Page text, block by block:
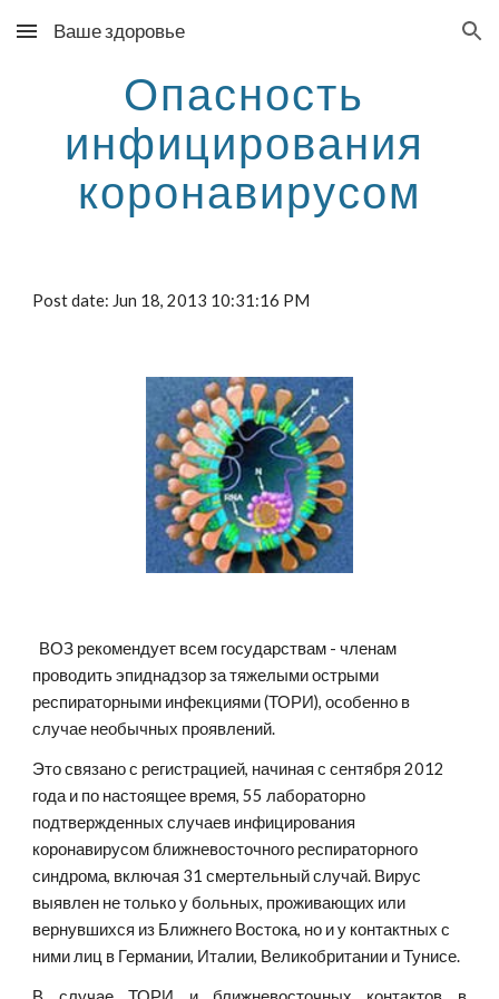
Skip to main content Skip to navigation
Ваше здоровье
Опасность
инфицирования
коронавирусом
Post date: Jun 18, 2013 10:31:16 PM
проводить эпиднадзор за тяжелыми острыми
респираторными инфекциями (ТОРИ), особенно в
случае необычных проявлений.
Это связано с регистрацией, начиная с сентября 2012
года и по настоящее время, 55 лабораторно
подтвержденных случаев инфицирования
коронавирусом ближневосточного респираторного
синдрома, включая 31 смертельный случай. Вирус
выявлен не только у больных, проживающих или
вернувшихся из Ближнего Востока, но и у контактных с
ними лиц в Германии, Италии, Великобритании и Тунисе.